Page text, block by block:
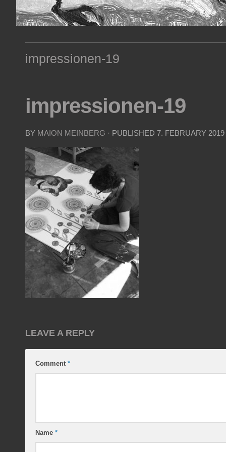
impressionen-19
impressionen-19
BY MAION MEINBERG · PUBLISHED 7. FEBRUARY 2019
LEAVE A REPLY
Comment *
Name *